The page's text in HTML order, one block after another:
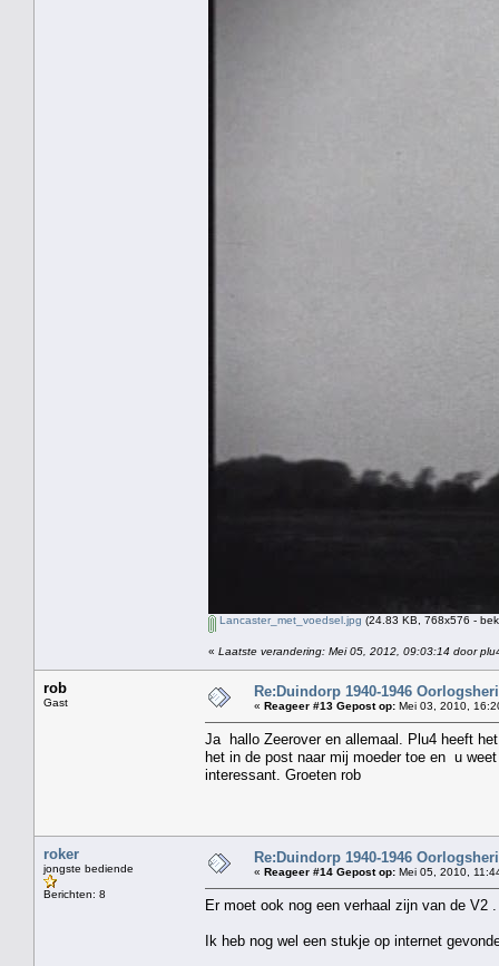
Lancaster_met_voedsel.jpg (24.83 KB, 768x576 -
« Laatste verandering: Mei 05, 2012, 09:03:14 door
rob
Gast
Re:Duindorp 1940-1946
« Reageer #13 Gepost op: Mei 03, 2010,
Ja hallo Zeerover en allemaal. Plu4 heeft
het in de post naar mij moeder toe en u
interessant. Groeten rob
roker
jongste bediende
Berichten: 8
Re:Duindorp 1940-1946
« Reageer #14 Gepost op: Mei 05, 2010,
Er moet ook nog een verhaal zijn van de V2
Ik heb nog wel een stukje op internet